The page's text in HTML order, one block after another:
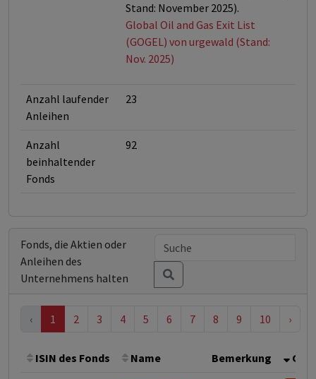
Stand: November 2025).
Global Oil and Gas Exit List
(GOGEL) von urgewald (Stand:
Nov. 2025)
Anzahl laufender
Anleihen
23
Anzahl
beinhaltender
Fonds
92
Fonds, die Aktien oder
Anleihen des
Unternehmens halten
‹ 1 2 3 4 5 6 7 8 9 10 ›
ISIN des Fonds Name Bemerkung